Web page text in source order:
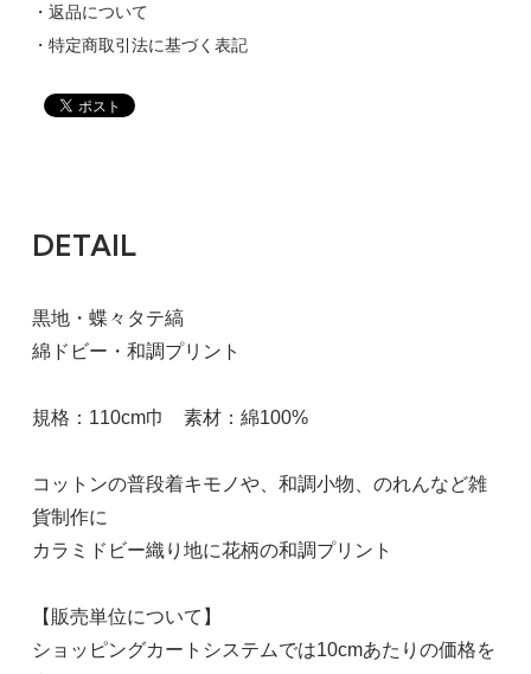
・返品について
・特定商取引法に基づく表記
DETAIL
黒地・蝶々タテ縞
綿ドビー・和調プリント
規格：110cm巾 素材：綿100%
コットンの普段着キモノや、和調小物、のれんなど雑
貨制作に
カラミドビー織り地に花柄の和調プリント
【販売単位について】
ショッピングカートシステムでは10cmあたりの価格を